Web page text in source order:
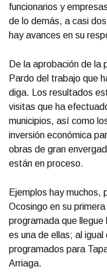
funcionarios y
de lo demás, a casi
hay avances en su
De la aprobación de la
Pardo del trabajo que
diga. Los resultados
visitas que ha
municipios, así como
inversión económica
obras de gran
están en proceso.
Ejemplos hay muchos,
Ocosingo en su
programada que
es una de ellas; al
programados para
Arriaga.